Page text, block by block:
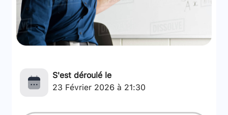
S'est déroulé le
23 Février 2026 à 21:30